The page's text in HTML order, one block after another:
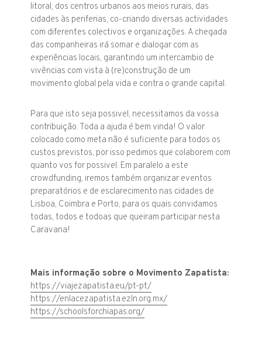
litoral, dos centros urbanos aos meios rurais, das
cidades às periferias, co-criando diversas actividades
com diferentes colectivos e organizações. A chegada
das companheiras irá somar e dialogar com as
experiências locais, garantindo um intercambio de
vivências com vista à (re)construção de um
movimento global pela vida e contra o grande capital.
Para que isto seja possivel, necessitamos da vossa
contribuição. Toda a ajuda é bem vinda! O valor
colocado como meta não é suficiente para todos os
custos previstos, por isso pedimos que colaborem com
quanto vos for possivel. Em paralelo a este
crowdfunding, iremos também organizar eventos
preparatórios e de esclarecimento nas cidades de
Lisboa, Coimbra e Porto, para os quais convidamos
todas, todos e todoas que queiram participar nesta
Caravana!
Mais informação sobre o Movimento Zapatista:
https://viajezapatista.eu/pt-pt/
https://enlacezapatista.ezln.org.mx/
https://schoolsforchiapas.org/